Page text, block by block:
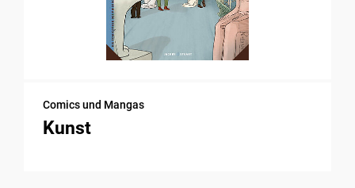
Comics und Mangas
Kunst